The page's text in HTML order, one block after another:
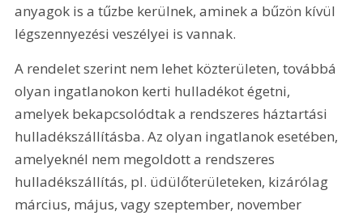
anyagok is a tűzbe kerülnek, aminek a bűzön kívül
légszennyezési veszélyei is vannak.
A rendelet szerint nem lehet közterületen, továbbá
olyan ingatlanokon kerti hulladékot égetni,
amelyek bekapcsolódtak a rendszeres háztartási
hulladékszállításba. Az olyan ingatlanok esetében,
amelyeknél nem megoldott a rendszeres
hulladékszállítás, pl. üdülőterületeken, kizárólag
március, május, vagy szeptember, november